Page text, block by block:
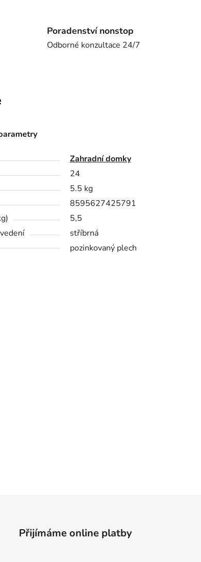
Poradenství nonstop
Odborné konzultace 24/7
Zahradní domky
24
5.5 kg
8595627425791
5,5
stříbrná
pozinkovaný plech
Přijímáme online platby